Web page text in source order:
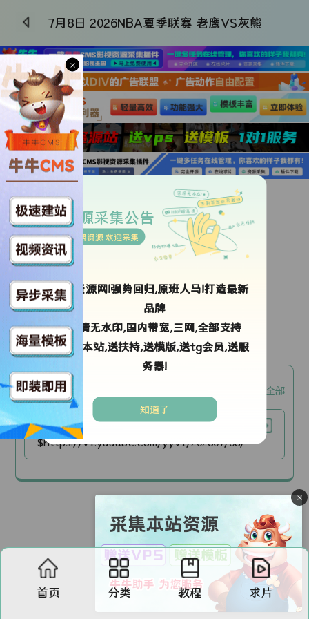
7月8日 2026NBA夏季联赛 老鹰VS灰熊
更新国语
导演：未知
年代： 2026
大陆
语言：国语
更新时间：
剧情简介：
okm3u8【okm3u8】 复制全部
国语
$https://v1.yaaabc.com/yyv1/202607/08/8epmMGttb827/video/index.m3u8
首页 分类 教程 求片
资源采集公告
免费资源 欢迎采集
ok资源网!强势回归,原班人马!打造最新
品牌
高清无水印,国内带宽,三网,全部支持
采集本站,送扶持,送模版,送tg会员,送服
务器!
知道了
×
×